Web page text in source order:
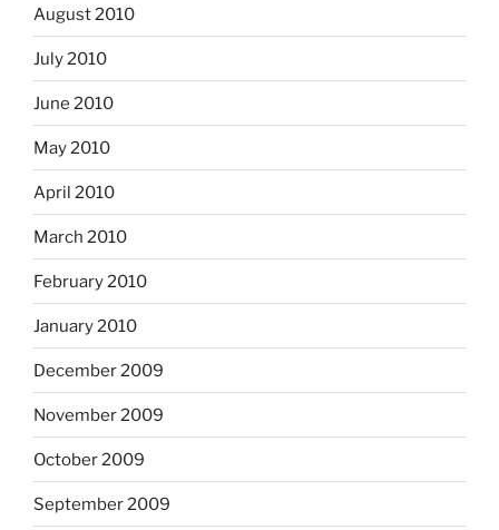
August 2010
July 2010
June 2010
May 2010
April 2010
March 2010
February 2010
January 2010
December 2009
November 2009
October 2009
September 2009